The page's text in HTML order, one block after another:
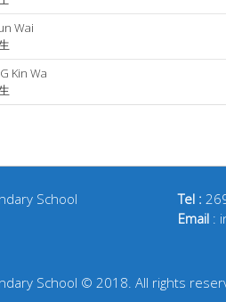
Wai
Kin Wa
School
Tel :
Email :
School © 2018. All rights